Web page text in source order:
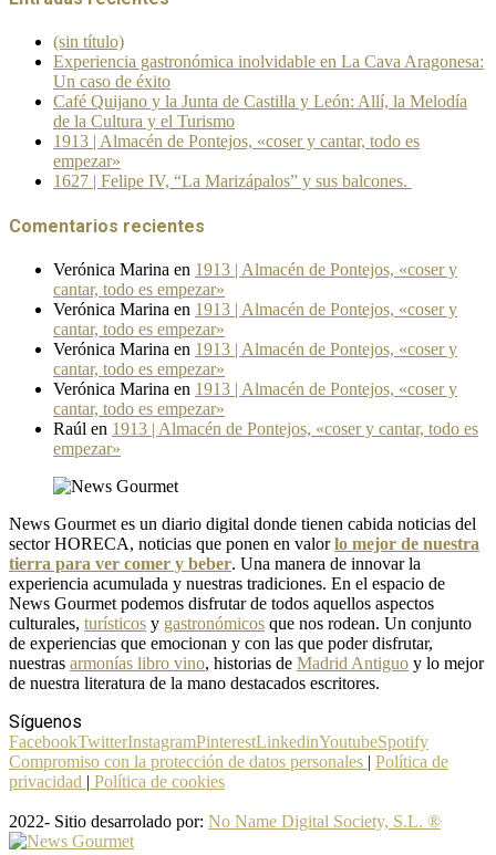
(sin título)
Experiencia gastronómica inolvidable en La Cava Aragonesa:
Un caso de éxito
Café Quijano y la Junta de Castilla y León: Allí, la Melodía
de la Cultura y el Turismo
1913 | Almacén de Pontejos, «coser y cantar, todo es
empezar»
1627 | Felipe IV, “La Marizápalos” y sus balcones.
Comentarios recientes
Verónica Marina en 1913 | Almacén de Pontejos, «coser y
cantar, todo es empezar»
Verónica Marina en 1913 | Almacén de Pontejos, «coser y
cantar, todo es empezar»
Verónica Marina en 1913 | Almacén de Pontejos, «coser y
cantar, todo es empezar»
Verónica Marina en 1913 | Almacén de Pontejos, «coser y
cantar, todo es empezar»
Raúl en 1913 | Almacén de Pontejos, «coser y cantar, todo es
empezar»
News Gourmet es un diario digital donde tienen cabida noticias del
sector HORECA, noticias que ponen en valorlo mejor de nuestra
tierra para ver comer y beber. Una manera de innovar la
experiencia acumulada y nuestras tradiciones. En el espacio de
News Gourmet podemos disfrutar de todos aquellos aspectos
culturales, turísticos y gastronómicos que nos rodean. Un conjunto
de experiencias que emocionan y con las que poder disfrutar,
nuestras armonías libro vino, historias de Madrid Antiguo y lo mejor
de nuestra literatura de la mano destacados escritores.
Síguenos
FacebookTwitterInstagramPinterestLinkedinYoutubeSpotify
Compromiso con la protección de datos personales | Política de
privacidad | Política de cookies
2022- Sitio desarrolado por: No Name Digital Society, S.L. ®